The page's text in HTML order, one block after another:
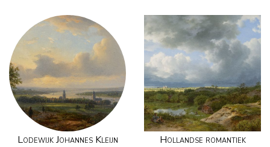
Lodewijk Johannes Kleijn Hollandse romantiek